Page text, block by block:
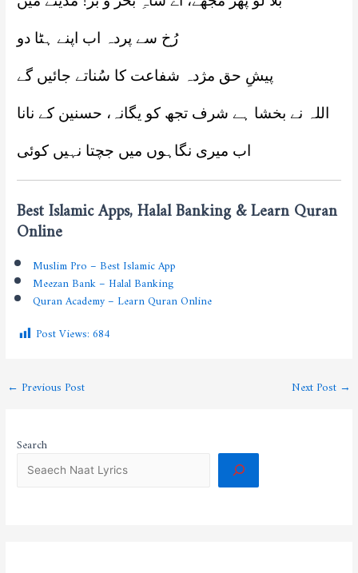
رُخ سے پردہ اب اپنے ہٹا دو
پیشِ حق مژدہ شفاعت کا سُناتے جائیں گے
اللہ نے بخشا ہے شرف تجھ کو یگانہ، حسنین کے نانا
اب میری نگاہوں میں جچتا نہیں کوئی
Best Islamic Apps, Halal Banking & Learn Quran
Online
Muslim Pro – Best Islamic App
Meezan Bank – Halal Banking
Quran Academy – Learn Quran Online
Post Views:684
← Previous Post Next Post→
Search